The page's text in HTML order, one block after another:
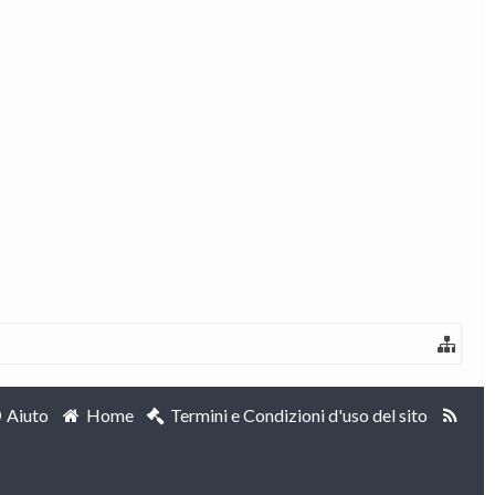
Aiuto Home Termini e Condizioni d'uso del sito